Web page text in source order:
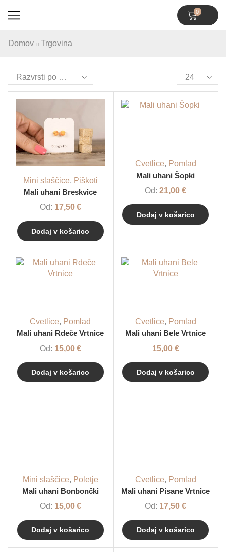
0
Domov Trgovina
Mini slaščice, Piškoti
Mali uhani Breskvice
Od: 17,50 €
Dodaj v košarico
Cvetlice, Pomlad
Mali uhani Šopki
Od:21,00€
Dodaj v košarico
Cvetlice, Pomlad
Mali uhani Rdeče Vrtnice
Od: 15,00 €
Dodaj v košarico
Cvetlice, Pomlad
Mali uhani Bele Vrtnice
15,00 €
Dodaj v košarico
Mini slaščice, Poletje
Mali uhani Bonbončki
Od: 15,00 €
Dodaj v košarico
Cvetlice, Pomlad
Mali uhani Pisane Vrtnice
Od: 17,50€
Dodaj v košarico